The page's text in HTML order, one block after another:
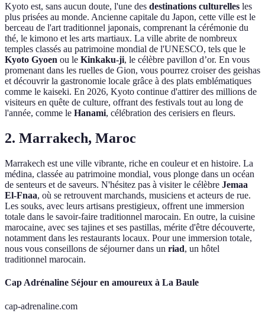
Kyoto est, sans aucun doute, l'une des destinations culturelles les
plus prisées au monde. Ancienne capitale du Japon, cette ville est le
berceau de l'art traditionnel japonais, comprenant la cérémonie du
thé, le kimono et les arts martiaux. La ville abrite de nombreux
temples classés au patrimoine mondial de l'UNESCO, tels que le
Kyoto Gyoen ou le Kinkaku-ji, le célèbre pavillon d’or. En vous
promenant dans les ruelles de Gion, vous pourrez croiser des geishas
et découvrir la gastronomie locale grâce à des plats emblématiques
comme le kaiseki. En 2026, Kyoto continue d'attirer des millions de
visiteurs en quête de culture, offrant des festivals tout au long de
l'année, comme le Hanami, célébration des cerisiers en fleurs.
2. Marrakech, Maroc
Marrakech est une ville vibrante, riche en couleur et en histoire. La
médina, classée au patrimoine mondial, vous plonge dans un océan
de senteurs et de saveurs. N'hésitez pas à visiter le célèbre Jemaa
El-Fnaa, où se retrouvent marchands, musiciens et acteurs de rue.
Les souks, avec leurs artisans prestigieux, offrent une immersion
totale dans le savoir-faire traditionnel marocain. En outre, la cuisine
marocaine, avec ses tajines et ses pastillas, mérite d'être découverte,
notamment dans les restaurants locaux. Pour une immersion totale,
nous vous conseillons de séjourner dans un riad, un hôtel
traditionnel marocain.
Cap Adrénaline Séjour en amoureux à La Baule
cap-adrenaline.com